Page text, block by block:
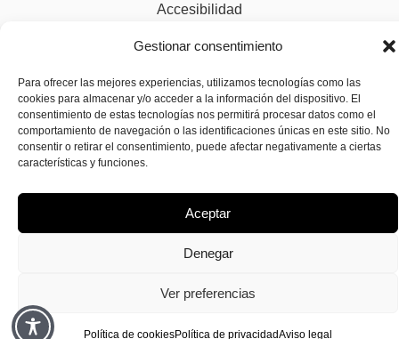
Gestionar consentimiento
Para ofrecer las mejores experiencias, utilizamos tecnologías como las
cookies para almacenar y/o acceder a la información del dispositivo. El
consentimiento de estas tecnologías nos permitirá procesar datos como el
comportamiento de navegación o las identificaciones únicas en este sitio. No
consentir o retirar el consentimiento, puede afectar negativamente a ciertas
características y funciones.
Aceptar
Denegar
Ver preferencias
Política de cookiesPolítica de privacidadAviso legal
Accesibilidad